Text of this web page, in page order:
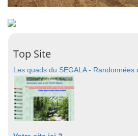
Top Site
Les quads du SEGALA - Randonnées